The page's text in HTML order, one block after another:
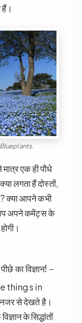
हैं।
एक ही पौधे
लगता हैं दोस्तों,
क्या आपने कभी
अपने कमेंट्स के
का विज्ञान! –
things in
नजर से देखते है।
के सिद्धांतों